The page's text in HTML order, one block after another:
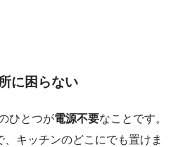
に困らない
ひとつが電源不要なことです。
キッチンのどこにでも置けま